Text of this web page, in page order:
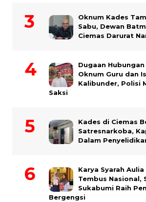
Oknum Kades
Sabu, Dewan
Ciemas Darurat
Dugaan
Oknum Guru dan
Kalibunder, Polisi
Saksi
Kades di Ciemas
Satresnarkoba,
Dalam
Karya Syarah Aulia
Tembus Nasional,
Sukabumi Raih
Bergengsi